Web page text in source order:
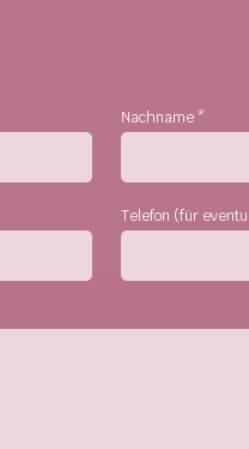
Nachname*
Telefon (für